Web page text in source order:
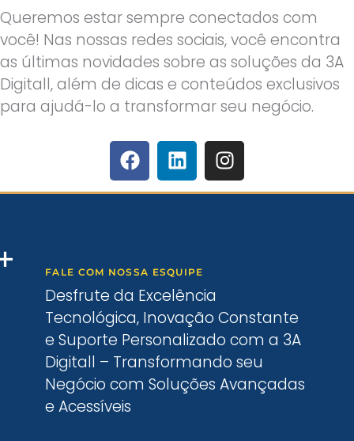
Queremos estar sempre conectados com
você! Nas nossas redes sociais, você encontra
as últimas novidades sobre as soluções da 3A
Digitall, além de dicas e conteúdos exclusivos
para ajudá-lo a transformar seu negócio.
FALE COM NOSSA ESQUIPE
Desfrute da Excelência
Tecnológica, Inovação Constante
e Suporte Personalizado com a 3A
Digitall – Transformando seu
Negócio com Soluções Avançadas
e Acessíveis